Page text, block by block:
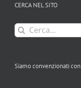
CERCA NEL SITO
Cerca
per:
Siamo convenzionati con